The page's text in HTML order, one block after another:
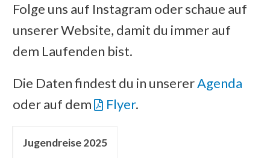
Folge uns auf Instagram oder schaue auf
unserer Website, damit du immer auf
dem Laufenden bist.
Die Daten findest du in unsererAgenda
oder auf dem
Flyer.
Jugendreise 2025